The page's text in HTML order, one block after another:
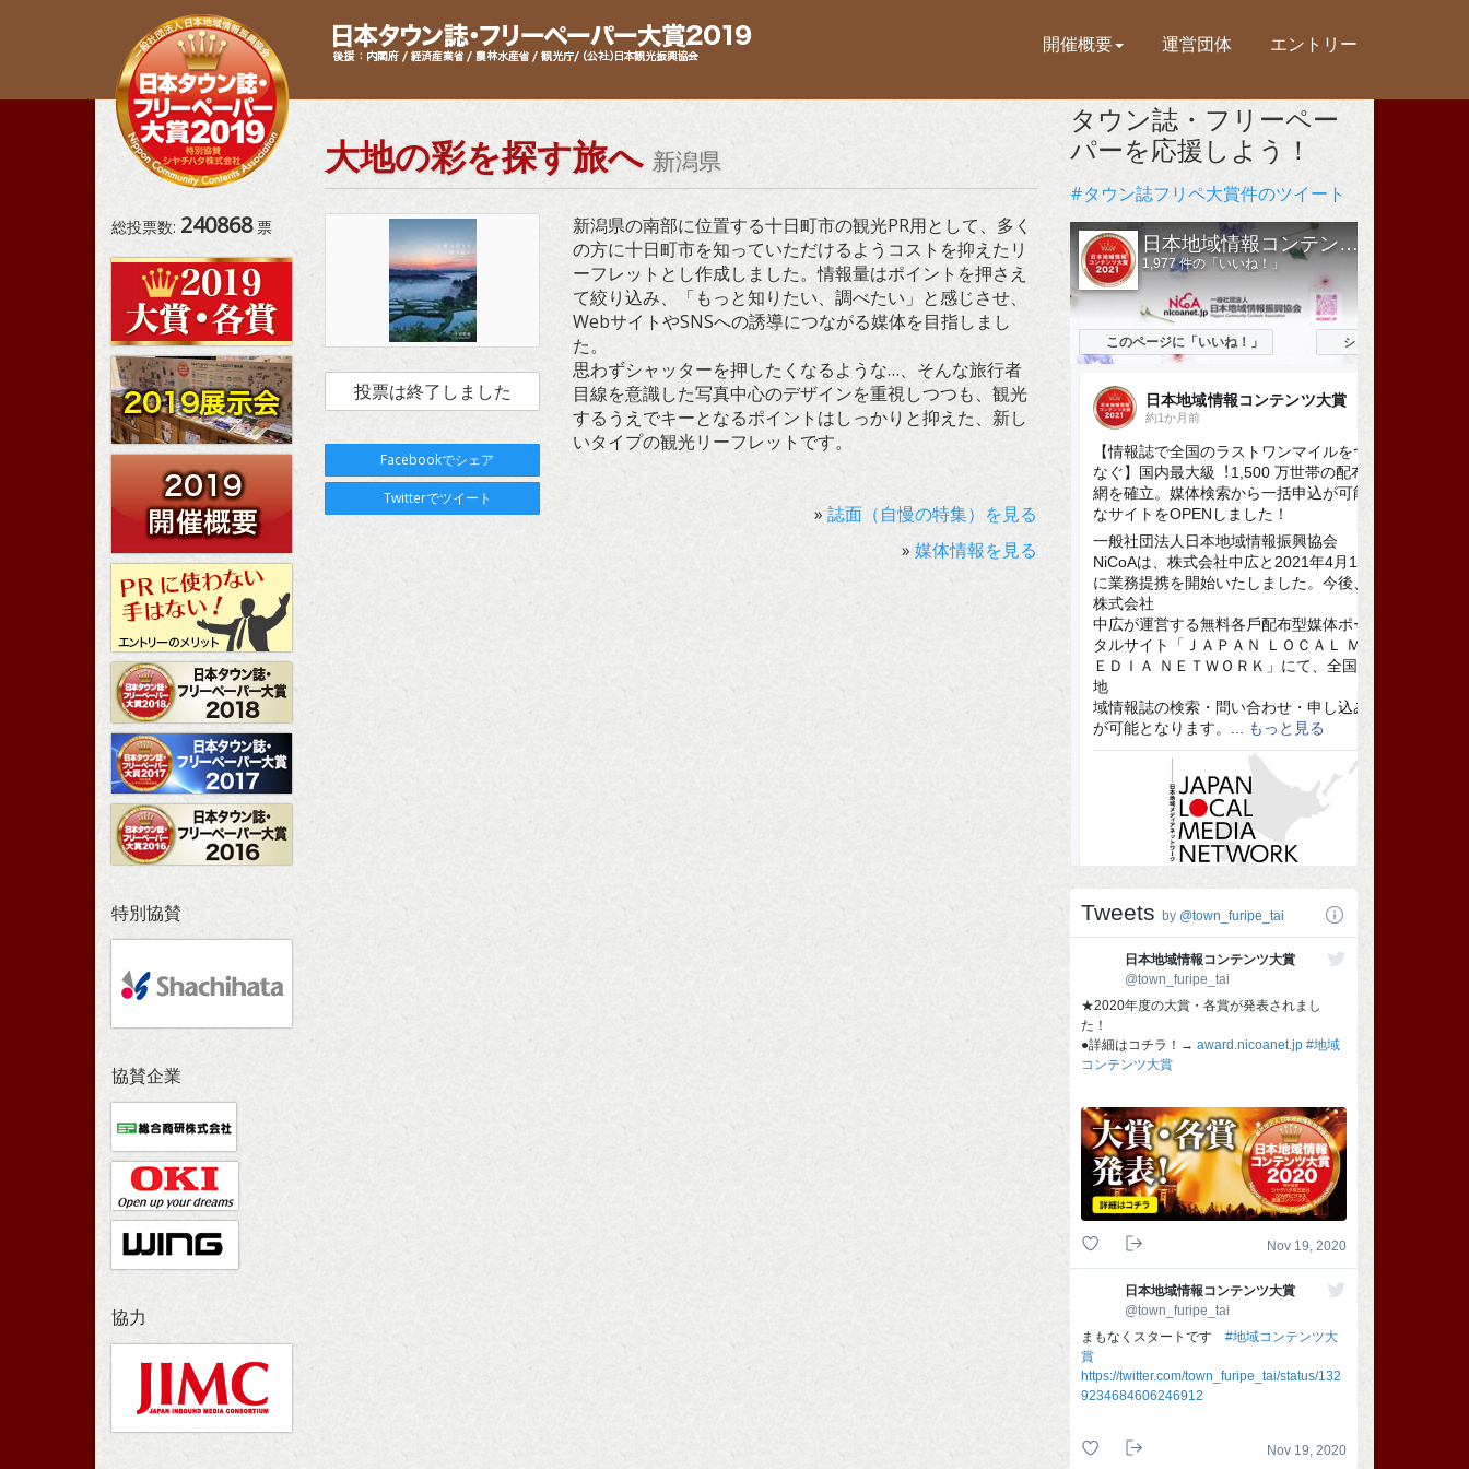
開催概要 運営団体 エントリー
大地の彩を探す旅へ 新潟県
投票は終了しました
Facebookでシェア
Twitterでツイート
新潟県の南部に位置する十日町市の観光PR用として、多く
の方に十日町市を知っていただけるようコストを抑えたリ
ーフレットとし作成しました。情報量はポイントを押さえ
て絞り込み、「もっと知りたい、調べたい」と感じさせ、
WebサイトやSNSへの誘導につながる媒体を目指しまし
た。
思わずシャッターを押したくなるような…、そんな旅行者
目線を意識した写真中心のデザインを重視しつつも、観光
するうえでキーとなるポイントはしっかりと抑えた、新し
いタイプの観光リーフレットです。
»誌面（自慢の特集）を見る
»媒体情報を見る
総投票数: 240868票
特別協賛
協賛企業
協力
タウン誌・フリーペー
パーを応援しよう！
#タウン誌フリペ大賞件のツイート